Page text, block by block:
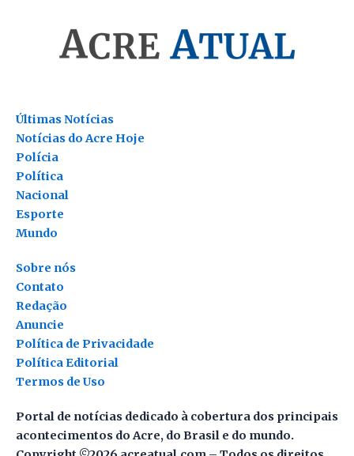
Últimas Notícias
Notícias do Acre Hoje
Polícia
Política
Nacional
Esporte
Mundo
Contato
Redação
Anuncie
Política de Privacidade
Política Editorial
Termos de Uso
Sobre nós
Portal de notícias dedicado à cobertura dos principais
acontecimentos do Acre, do Brasil e do mundo.